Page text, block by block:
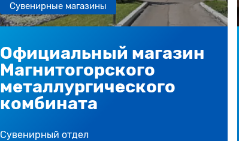
Сувенирные магазины
Официальный магазин
Магнитогорского
металлургического
комбината
Сувенирный отдел